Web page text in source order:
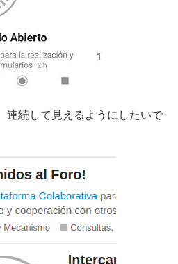
連続して見えるようにしたいで